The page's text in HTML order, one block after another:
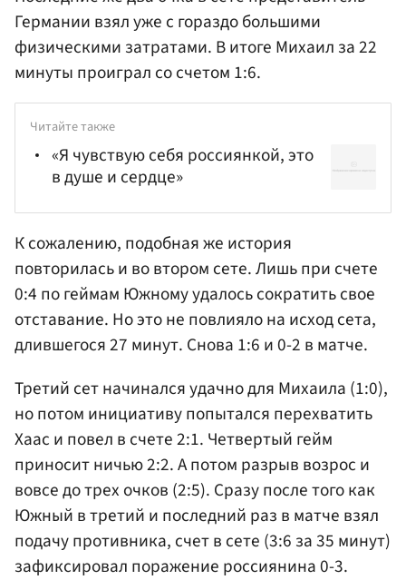
Германии взял уже с гораздо большими
физическими затратами. В итоге Михаил за 22
минуты проиграл со счетом 1:6.
Читайте также
«Я чувствую себя россиянкой, это
в душе и сердце»
К сожалению, подобная же история
повторилась и во втором сете. Лишь при счете
0:4 по геймам Южному удалось сократить свое
отставание. Но это не повлияло на исход сета,
длившегося 27 минут. Снова 1:6 и 0-2 в матче.
Третий сет начинался удачно для Михаила (1:0),
но потом инициативу попытался перехватить
Хаас и повел в счете 2:1. Четвертый гейм
приносит ничью 2:2. А потом разрыв возрос и
вовсе до трех очков (2:5). Сразу после того как
Южный в третий и последний раз в матче взял
подачу противника, счет в сете (3:6 за 35 минут)
зафиксировал поражение россиянина 0-3.